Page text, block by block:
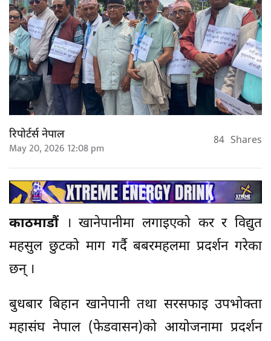
रिपोर्टर्स नेपाल
May 20, 2026 12:08 pm 84 Shares
काठमाडौं । खानेपानीमा लगाइएको कर र विद्युत
महसुल छुटको माग गर्दै बबरमहलमा प्रदर्शन गरेका
छन् ।
बुधबार बिहान खानेपानी तथा सरसफाइ उपभोक्ता
महासंघ नेपाल (फेडवासन)को आयोजनामा प्रदर्शन